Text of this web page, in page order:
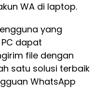
WA di laptop.
yang
dapat
file dengan
satu solusi terbaik
WhatsApp